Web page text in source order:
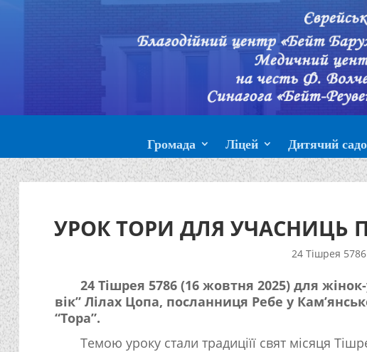
Громада Ліцей Дитячий
УРОК ТОРИ ДЛЯ УЧАСНИЦЬ
24 Тішрея
24 Тішрея 5786 (16 жовтня 2025) для
вік” Лілах Цопа, посланниця Ребе у
“Тора”.
Темою уроку стали традиціїї свят місяця